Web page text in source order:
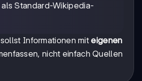
Standard-Wikipedia-
Informationen miteigenen
nicht einfach Quellen